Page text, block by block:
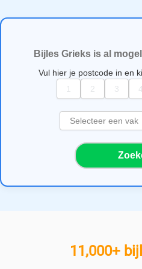
Bijles Grieks is al
Vul hier je postcode in en
11,000+